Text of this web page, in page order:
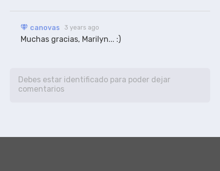
canovas 3 years ago
Muchas gracias, Marilyn... :)